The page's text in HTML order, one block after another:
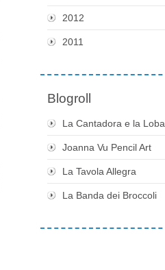
2012
2011
Blogroll
La Cantadora e la Loba
Joanna Vu Pencil Art
La Tavola Allegra
La Banda dei Broccoli